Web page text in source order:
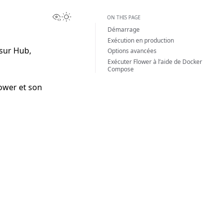
View this page
Toggle Light / Dark / Auto color theme
Hub,
et son
ON THIS PAGE
Démarrage
Exécution en production
Options avancées
Exécuter Flower à l’aide de Docker
Compose